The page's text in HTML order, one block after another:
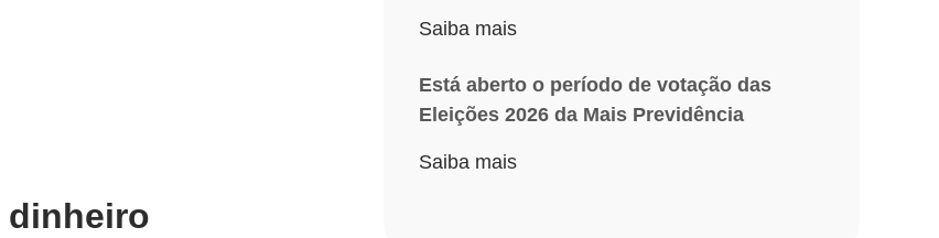
dinheiro
Saiba mais
Está aberto o período de votação das
Eleições 2026 da Mais Previdência
Saiba mais